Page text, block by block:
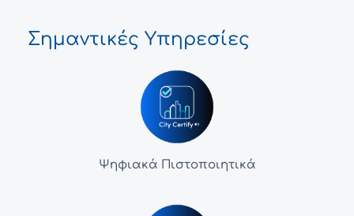
Σημαντικές Υπηρεσίες
Ψηφιακά Πιστοποιητικά